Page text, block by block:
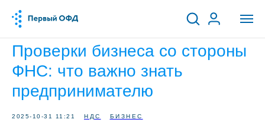
Проверки бизнеса со стороны
ФНС: что важно знать
предпринимателю
2025-10-31 11:21 НДС БИЗНЕС